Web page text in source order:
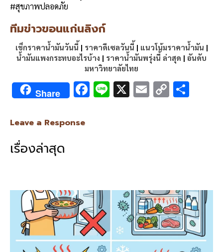
#สุขภาพปลอดภัย
ทีมข่าวขอนแก่นลิงก์
เช็กราคาน้ำมันวันนี้ | ราคาดีเซลวันนี้ | แนวโน้มราคาน้ำมัน |
น้ำมันแพงกระทบอะไรบ้าง | ราคาน้ำมันพรุ่งนี้ ล่าสุด | อันดับ
มหาวิทยาลัยไทย
Share F
k
Li X E C
Leave a Response
เรื่องล่าสุด